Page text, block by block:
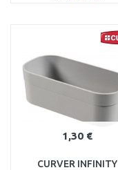
1,30 €
CURVER INFINITY